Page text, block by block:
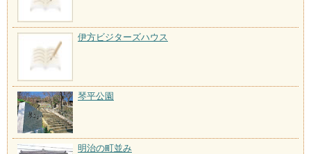
伊方ビジターズハウス
琴平公園
明治の町並み